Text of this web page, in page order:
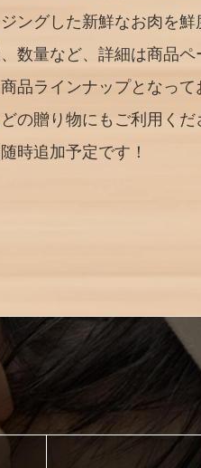
ングした新鮮なお肉を鮮
数量など、詳細は商品ペ
品ラインナップとなっ
の贈り物にもご利用くだ
時追加予定です！